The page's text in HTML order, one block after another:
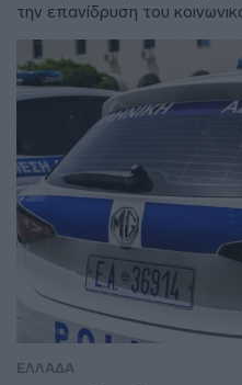
την επανίδρυση του
ΕΛΛΑΔΑ